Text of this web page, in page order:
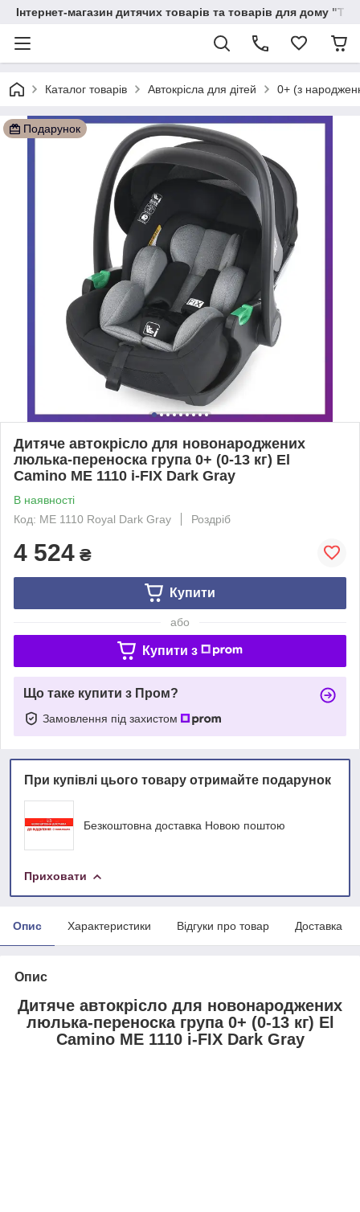
Інтернет-магазин дитячих товарів та товарів для дому
Каталог товарів Автокрісла для дітей 0+ (з
Подарунок
Дитяче автокрісло для новонароджених
люлька-переноска група 0+ (0-13 кг) El
Camino ME 1110 i-FIX Dark Gray
В наявності
Код: ME 1110 Royal Dark Gray
Роздріб
4 524 ₴
Купити
або
Купити з
Що таке купити з Пром?
Замовлення під захистом
При купівлі цього товару отримайте подарунок
Безкоштовна доставка Новою поштою
Приховати
Опис Характеристики Відгуки про товар Доставка
Опис
Дитяче автокрісло для новонароджених
люлька-переноска група 0+ (0-13 кг) El
Camino ME 1110 i-FIX Dark Gray